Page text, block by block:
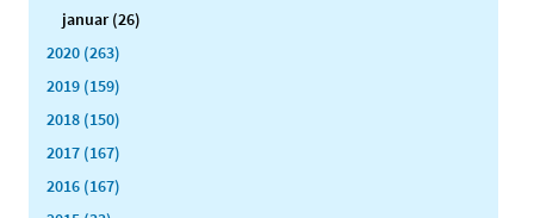
januar (26)
2020 (263)
2019 (159)
2018 (150)
2017 (167)
2016 (167)